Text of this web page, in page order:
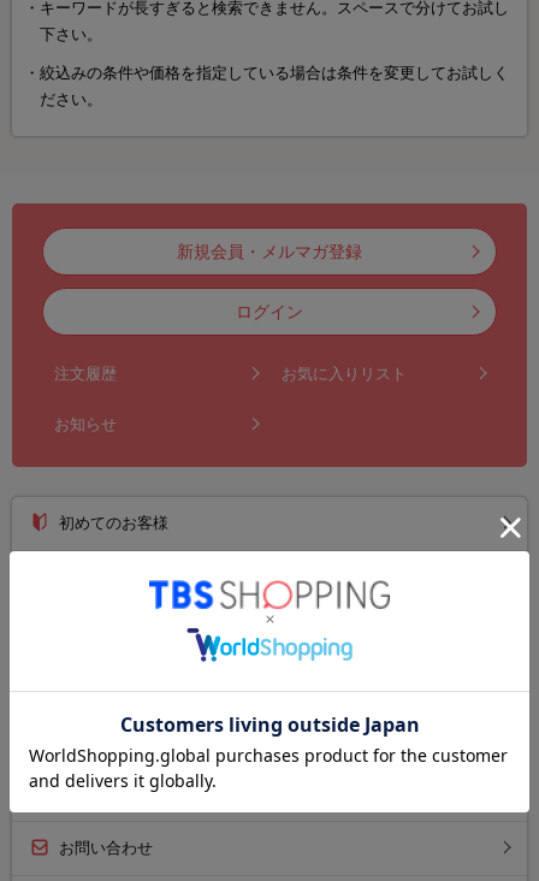
キーワードが長すぎると検索できません。スペースで分けてお試し
下さい。
絞込みの条件や価格を指定している場合は条件を変更してお試しく
ださい。
新規会員・メルマガ登録
ログイン
注文履歴 お気に入りリスト
お知らせ
初めてのお客様
ご利用ガイド
よくあるご質問
お問い合わせ